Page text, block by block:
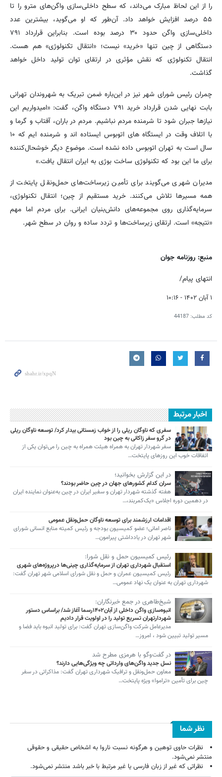
را از این لحاظ مبارک می‌داند، که سطح داخلی‌سازی واگن‌های مترو را تا
۵۵ درصد افزایش خواهد داد. آن‌طور که او می‌گوید، بیشترین عدد
داخلی‌سازی واگن حدود ۳۰ درصد بوده است. بنابراین قرارداد ۷۹۱
دستگاهی از چین تنها «خرید» نیست؛ «انتقال تکنولوژی» هم هست.
انتقال تکنولوژی که نقش مؤثری در ارتقای توان تولید داخل خواهد
گذاشت.
چمران رئیس شورای شهر نیز در این‌باره ضمن تبریک به شهروندان تهرانی
بابت نهایی شدن قرارداد خرید ۷۹۱ دستگاه واگن، گفت: «امیدواریم این
نیازها جبران شود تا شرمنده مردم نباشیم. مردم در باران، آفتاب و گرما و
با اتلاف وقت در ایستگاه های اتوبوس ایستاده اند و شرمنده ایم که ۱۰
سال است به تهران اتوبوس داده نشده است. موضوع دیگر خوشحال‌کننده
برای ما این بود که تکنولوژی ساخت بوژی به ایران انتقال یافت.»
مدیران شهری می‌گویند برای تأمین زیرساخت‌های حمل‌ونقل پایتخت از
همه مسیرها تلاش می‌کنند. خرید مستقیم از چین؛ انتقال تکنولوژی،
سرمایه‌گذاری روی مجموعه‌های دانش‌بنیان ایرانی. برای مردم اما مهم
«نتیجه» است. ارتقای زیرساخت‌ها و تردد ساده و روان در سطح شهر.
منبع: روزنامه جوان
انتهای پیام/
۱ آبان ۱۴۰۲ - ۱۰:۱۶
کد مطلب: 44187
اخبار مرتبط
سفری که ناوگان ریلی را از خواب زمستانی بیدار کرد/ توسعه ناوگان ریلی
در گرو سفر زاکانی به چین بود
سفر شهردار تهران به همراه هیئت همراه به چین را می‌توان یکی از
اتفاقات خوب این روزهای پایتخت…
در این گزارش بخوانید؛
سران کدام کشورهای جهان در چین حاضر بودند؟
هفته گذشته شهردار تهران و سفیر ایران در چین به‌عنوان نماینده ایران
در دهمین دوره اجلاس «یک‌کمربند،…
اقدامات ارزشمند برای توسعه ناوگان حمل‌ونقل عمومی
ناصر امانی؛ عضو کمیسیون بودجه و رئیس کمیته منابع انسانی شورای
شهر تهران در یادداشتی پیرامون…
رئیس کمیسیون حمل و نقل شورا:
استقبال شهرداری تهران از سرمایه‌گذاری چینی‌ها درپروژه‌های شهری
رئیس کمیسیون عمران و حمل و نقل شورای اسلامی شهر تهران گفت:
شهرداری تهران به عنوان یک نهاد عمومی…
شیخ‌طاهری در جمع خبرنگاران:
انبوه‌سازی واگن داخلی از آبان۱۴۰۲رسما آغاز شد/ براساس دستور
شهردارتهران تسریع تولید را در اولویت قرار دادیم
مدیرعامل شرکت واگن‌سازی تهران گفت: برای تولید انبوه باید فضا و
مسیر تولید تبیین شود ، امروز…
در گفت‌وگو با هرمزی مطرح شد
نسل جدید واگن‌های وارداتی چه ویژگی‌هایی دارند؟
معاون حمل‌ونقل و ترافیک شهرداری تهران گفت: مذاکراتی در سفر
چین برای تأمین «تراموا» ویژه پایتخت…
نظر شما
نظرات حاوی توهین و هرگونه نسبت ناروا به اشخاص حقیقی و حقوقی
منتشر نمی‌شود.
نظراتی که غیر از زبان فارسی یا غیر مرتبط با خبر باشد منتشر نمی‌شود.